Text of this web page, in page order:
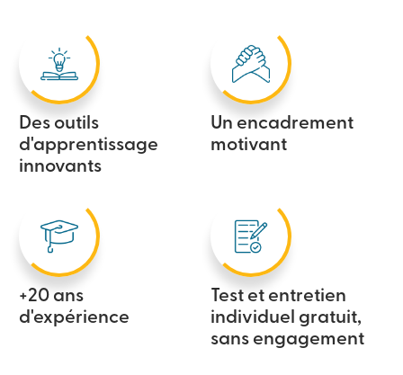
Des outils
d'apprentissage
innovants
Un encadrement
motivant
+20 ans
d'expérience
Test et entretien
individuel gratuit,
sans engagement